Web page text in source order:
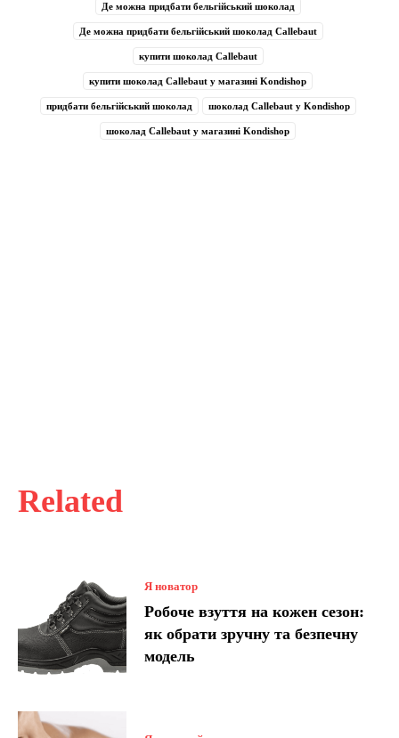
Related
Я новатор
Робоче взуття на кожен сезон:
як обрати зручну та безпечну
модель
Де можна придбати бельгійський шоколад
Де можна придбати бельгійський шоколад Callebaut
купити шоколад Callebaut
купити шоколад Callebaut у магазині Kondishop
придбати бельгійський шоколад шоколад Callebaut у Kondishop
шоколад Callebaut у магазині Kondishop